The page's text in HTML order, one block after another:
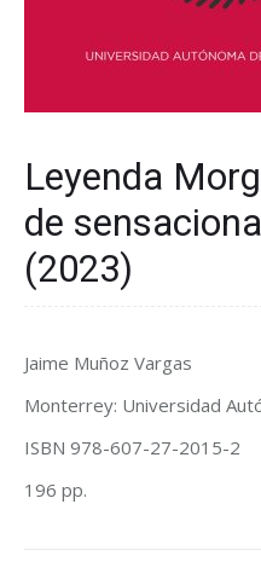
Leyenda
de
(2023)
Jaime Muñoz Vargas
Monterrey: Universidad
ISBN 978-607-27-2015-2
196 pp.